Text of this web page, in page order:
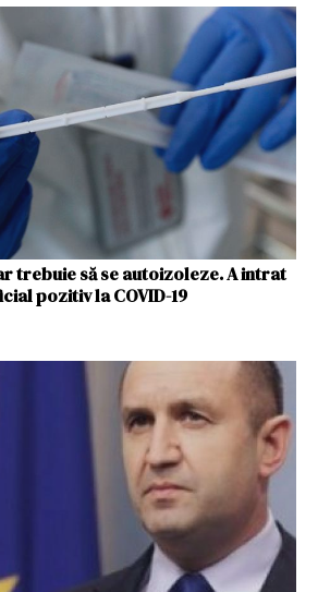
trebuie să se autoizoleze. A intrat
pozitiv la COVID-19